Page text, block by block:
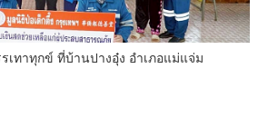
เทาทุกข์ ที่บ้านปางอุ๋ง อำเภอแม่แจ่ม